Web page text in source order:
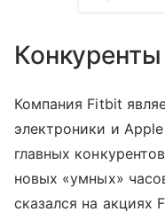
Конкуренты
Компания Fitbit
электроники и
главных
новых «умных»
сказался на акциях